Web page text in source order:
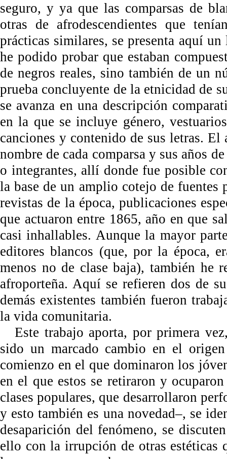
seguro, y ya que las comparsas de
otras de afrodescendientes que
prácticas similares, se presenta aquí
he podido probar que estaban
de negros reales, sino también de un
prueba concluyente de la etnicidad de
se avanza en una descripción
en la que se incluye género,
canciones y contenido de sus letras.
nombre de cada comparsa y sus años
o integrantes, allí donde fue posible
la base de un amplio cotejo de
revistas de la época, publicaciones
que actuaron entre 1865, año en que
casi inhallables. Aunque la mayor
editores blancos (que, por la época,
menos no de clase baja), también he
afroporteña. Aquí se refieren dos de
demás existentes también fueron
la vida comunitaria.
Este trabajo aporta, por primera
sido un marcado cambio en el
comienzo en el que dominaron los
en el que estos se retiraron y
clases populares, que desarrollaron
y esto también es una novedad–, se
desaparición del fenómeno, se
ello con la irrupción de otras estéticas